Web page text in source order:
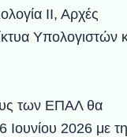
ΙΙ, Αρχές
Υπολογιστών
των ΕΠΑΛ θα
Ιουνίου 2026 με